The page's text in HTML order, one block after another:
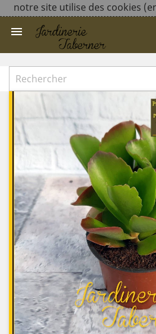
notre site utilise des cookies
